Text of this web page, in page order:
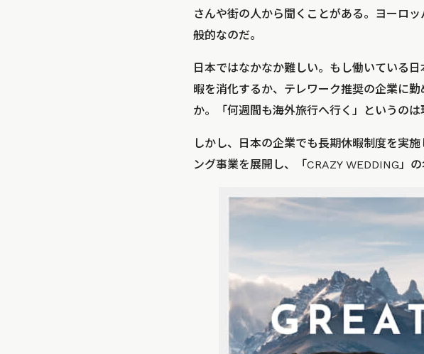
さんや街の人から聞くことがある。ヨーロ
般的なのだ。
日本ではなかなか難しい。もし働いている
暇を消化するか、テレワーク推奨の企業に
か。「何週間も海外旅行へ行く」というの
しかし、日本の企業でも長期休暇制度を実
ング事業を展開し、「CRAZY WEDDING」